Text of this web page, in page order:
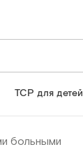
ТСР для детей
больными